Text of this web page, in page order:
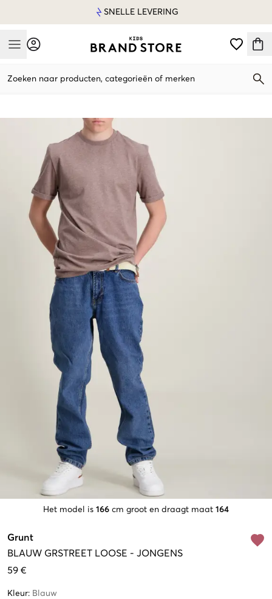
SNELLE LEVERING
Mobile Menu
Zoeken naar producten, categorieën of merken
Het model is 166 cm groot en draagt maat 164
Grunt
BLAUW GRSTREET LOOSE - JONGENS
59 €
Kleur: Blauw